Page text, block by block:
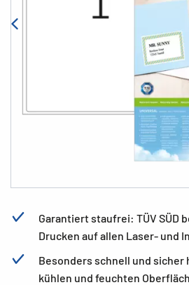
Garantiert staufrei: TÜV SÜD
Drucken auf allen Laser- und
Besonders schnell und sicher
kühlen und feuchten